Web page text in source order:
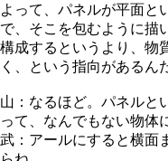
よって、パネルが平面と
で、そこを包むように描
構成するというより、物
く、という指向があるん
山：なるほど。パネルと
って、なんでもない物体
武：アールにすると横面